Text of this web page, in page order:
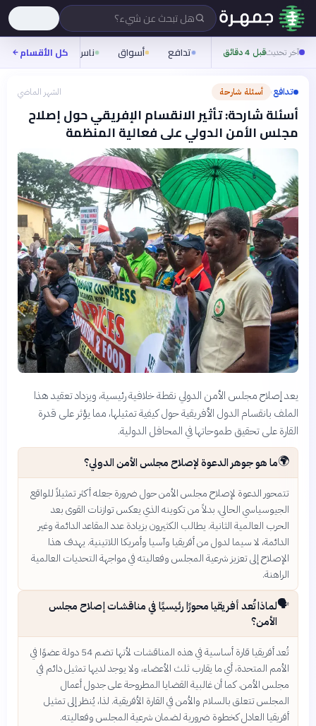
هل تبحث عن شيء؟
آخر تحديثقبل 4 دقائق تدافع أسواق ناس روح
كل الأقسام
تدافع› أسئلة شارحة الشهر الماضي
أسئلة شارحة: تأثير الانقسام الإفريقي حول إصلاح
مجلس الأمن الدولي على فعالية المنظمة
يعد إصلاح مجلس الأمن الدولي نقطة خلافية رئيسية، ويزداد تعقيد هذا
الملف بانقسام الدول الأفريقية حول كيفية تمثيلها، مما يؤثر على قدرة
القارة على تحقيق طموحاتها في المحافل الدولية.
🌍ما هو جوهر الدعوة لإصلاح مجلس الأمن الدولي؟
تتمحور الدعوة لإصلاح مجلس الأمن حول ضرورة جعله أكثر تمثيلاً للواقع
الجيوسياسي الحالي، بدلاً من تكوينه الذي يعكس توازنات القوى بعد
الحرب العالمية الثانية. يطالب الكثيرون بزيادة عدد المقاعد الدائمة وغير
الدائمة، لا سيما لدول من أفريقيا وآسيا وأمريكا اللاتينية. يهدف هذا
الإصلاح إلى تعزيز شرعية المجلس وفعاليته في مواجهة التحديات العالمية
الراهنة.
🗣️لماذا تُعد أفريقيا محورًا رئيسيًا في مناقشات إصلاح مجلس
الأمن؟
تُعد أفريقيا قارة أساسية في هذه المناقشات لأنها تضم 54 دولة عضوًا في
الأمم المتحدة، أي ما يقارب ثلث الأعضاء، ولا يوجد لديها تمثيل دائم في
مجلس الأمن. كما أن غالبية القضايا المطروحة على جدول أعمال
المجلس تتعلق بالسلام والأمن في القارة الأفريقية. لذا، يُنظر إلى تمثيل
أفريقيا العادل كخطوة ضرورية لضمان شرعية المجلس وفعاليته.